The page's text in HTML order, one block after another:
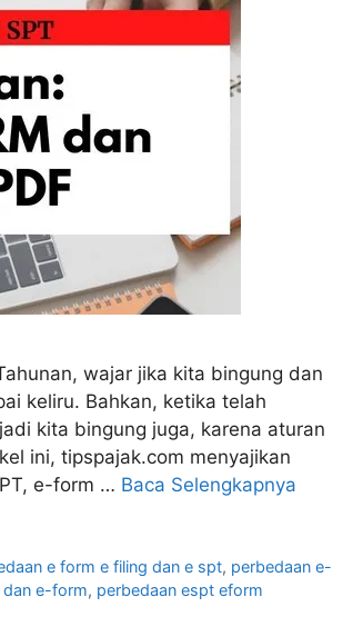
wajar jika kita bingung dan
keliru. Bahkan, ketika telah
kita bingung juga, karena aturan
ini, tipspajak.com menyajikan
e-form … Baca Selengkapnya
e form e filing dan e spt, perbedaan e-
e-form, perbedaan espt eform